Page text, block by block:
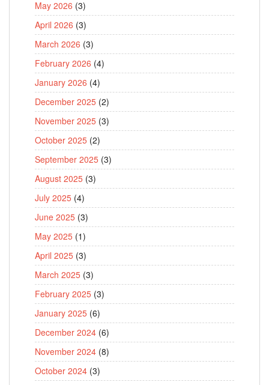
May 2026 (3)
April 2026 (3)
March 2026 (3)
February 2026 (4)
January 2026 (4)
December 2025 (2)
November 2025 (3)
October 2025 (2)
September 2025 (3)
August 2025 (3)
July 2025 (4)
June 2025 (3)
May 2025 (1)
April 2025 (3)
March 2025 (3)
February 2025 (3)
January 2025 (6)
December 2024 (6)
November 2024 (8)
October 2024 (3)